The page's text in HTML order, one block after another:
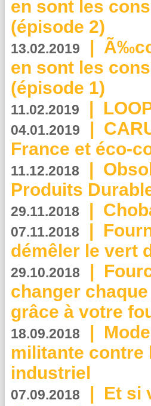
en sont les
(épisode 2)
13.02.2019 |
en sont les
(épisode 1)
11.02.2019 |
04.01.2019 |
France et éco-
11.12.2018 |
Produits
29.11.2018 |
07.11.2018 |
démêler le vert
29.10.2018 |
changer
grâce à votre
18.09.2018 |
militante contre
industriel
07.09.2018 | Et si